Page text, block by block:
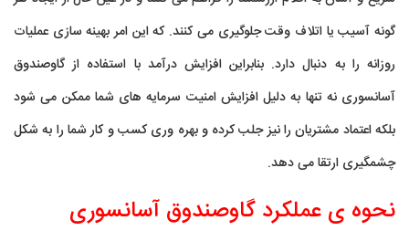
گونه آسیب یا اتلاف وقت جلوگیری می کنند. که این امر بهینه سازی عملیات
روزانه را به دنبال دارد. بنابراین افزایش درآمد با استفاده از گاوصندوق
آسانسوری نه تنها به دلیل افزایش امنیت سرمایه های شما ممکن می شود
بلکه اعتماد مشتریان را نیز جلب کرده و بهره وری کسب و کار شما را به شکل
چشمگیری ارتقا می دهد.
نحوه ی عملکرد گاوصندوق آسانسوری